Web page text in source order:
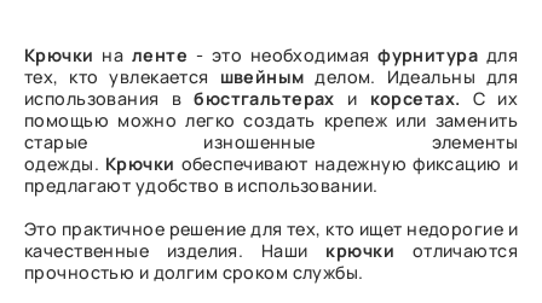
Крючки на ленте - это необходимаяфурнитура для
тех, кто увлекается швейным делом. Идеальны для
использования вбюстгальтерах и корсетах. С их
помощью можно легко создать крепеж или заменить
старые изношенные элементы
одежды. Крючки обеспечивают надежную фиксацию и
предлагают удобство в использовании.
Это практичное решение для тех, кто ищет недорогие и
качественные изделия. Наши крючки отличаются
прочностью и долгим сроком службы.